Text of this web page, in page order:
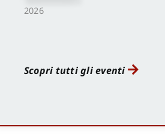
2026
Scopri tutti gli eventi